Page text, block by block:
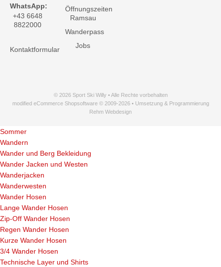
WhatsApp:
+43 6648
8822000
Kontaktformular
Öffnungszeiten
Ramsau
Wanderpass
Jobs
© 2026 Sport Ski Willy • Alle Rechte vorbehalten
modified eCommerce Shopsoftware © 2009-2026 • Umsetzung & Programmierung
Rehm Webdesign
Sommer
Wandern
Wander und Berg Bekleidung
Wander Jacken und Westen
Wanderjacken
Wanderwesten
Wander Hosen
Lange Wander Hosen
Zip-Off Wander Hosen
Regen Wander Hosen
Kurze Wander Hosen
3/4 Wander Hosen
Technische Layer und Shirts